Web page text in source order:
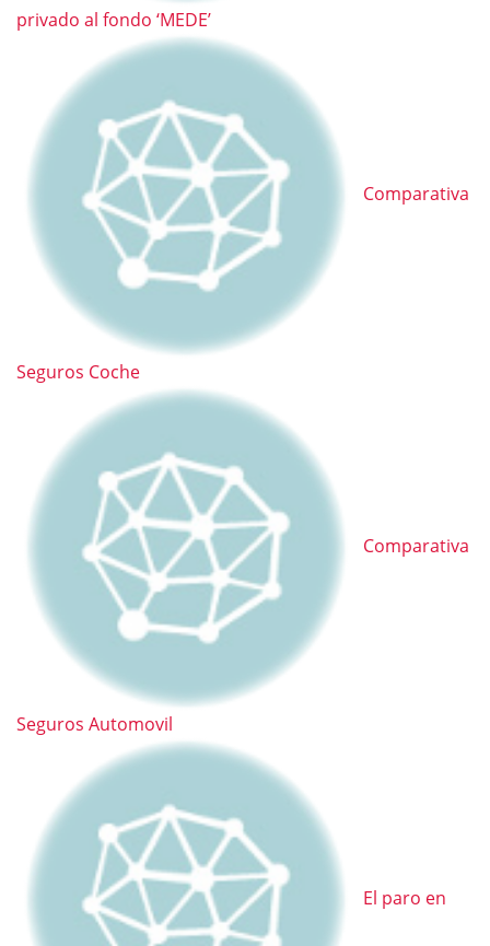
privado al fondo ‘MEDE’
Comparativa
Seguros Coche
Comparativa
Seguros Automovil
El paro en